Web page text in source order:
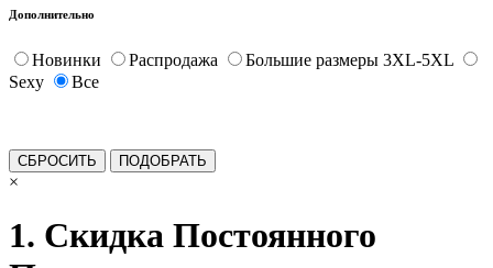
Дополнительно
Новинки Распродажа
Большие размеры 3XL-5XL
Sexy
Все
×
1. Скидка Постоянного